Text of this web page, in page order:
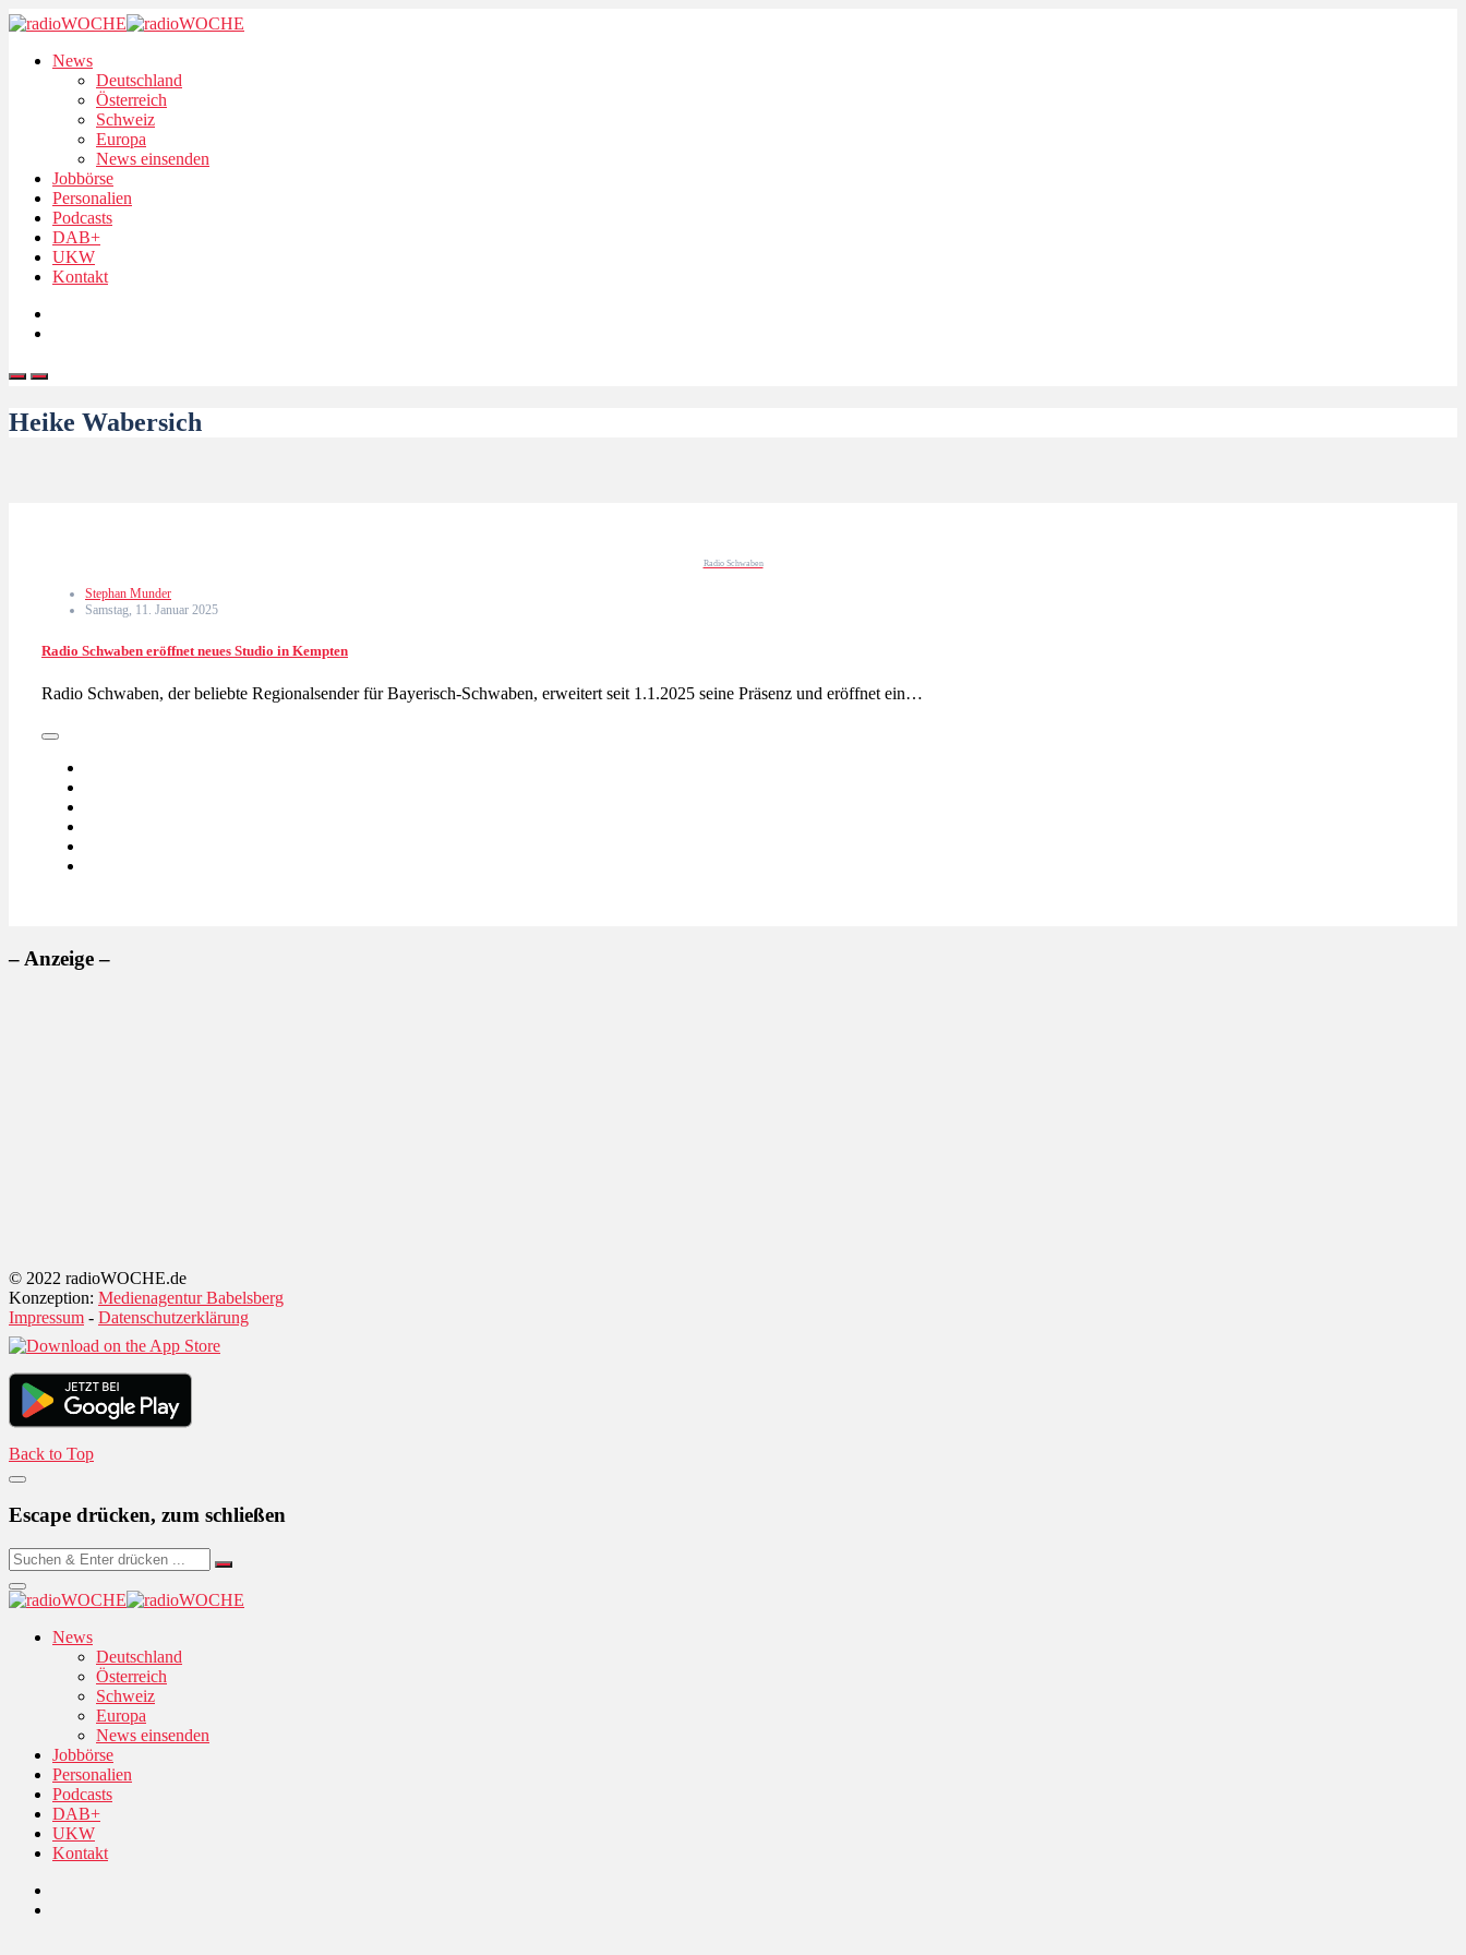
News
Deutschland
Österreich
Schweiz
Europa
News einsenden
Jobbörse
Personalien
Podcasts
DAB+
UKW
Kontakt
Heike Wabersich
Radio Schwaben
Stephan Munder
Samstag, 11. Januar 2025
Radio Schwaben eröffnet neues Studio in Kempten
Radio Schwaben, der beliebte Regionalsender für Bayerisch-Schwaben, erweitert seit 1.1.2025 seine Präsenz und eröffnet ein…
– Anzeige –
© 2022 radioWOCHE.de
Konzeption: Medienagentur Babelsberg
Impressum - Datenschutzerklärung
Back to Top
Escape drücken, zum schließen
News
Deutschland
Österreich
Schweiz
Europa
News einsenden
Jobbörse
Personalien
Podcasts
DAB+
UKW
Kontakt